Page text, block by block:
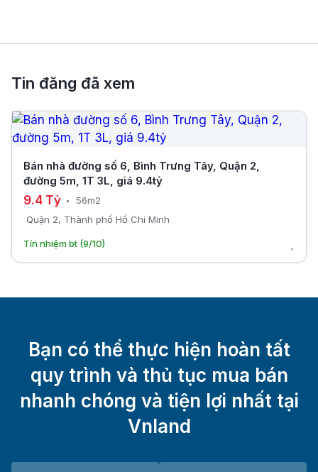
Tin đăng đã xem
Bán nhà đường số 6, Bình Trưng Tây, Quận 2,
đường 5m, 1T 3L, giá 9.4tỷ
9.4 Tỷ
56m2
Quận 2, Thành phố Hồ Chí Minh
Tín nhiệm bt (9/10)
Bạn có thể thực hiện hoàn tất
quy trình và thủ tục mua bán
nhanh chóng và tiện lợi nhất tại
Vnland